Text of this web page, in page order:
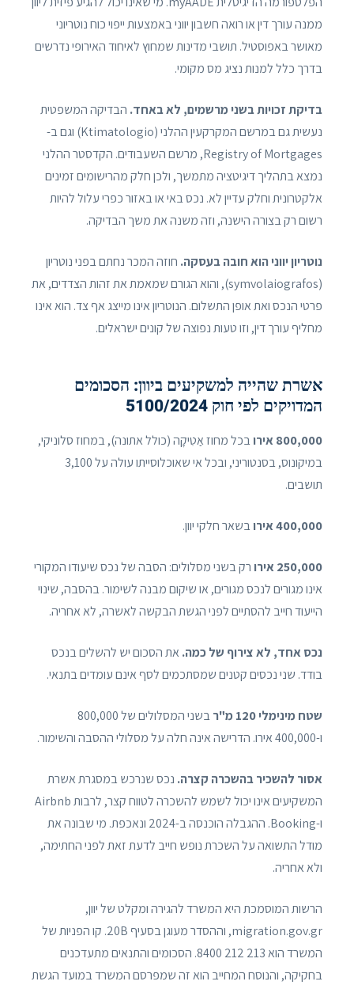
ממנה עורך דין או רואה חשבון יווני באמצעות ייפוי כוח נוטריוני
מאושר באפוסטיל. תושבי מדינות שמחוץ לאיחוד האירופי נדרשים
בדרך כלל למנות נציג מס מקומי.
בדיקת זכויות בשני מרשמים, לא באחד. הבדיקה המשפטית
נעשית גם במרשם המקרקעין ההלני (Ktimatologio) וגם ב-
Registry of Mortgages, מרשם השעבודים. הקדסטר ההלני
נמצא בתהליך דיגיטציה מתמשך, ולכן חלק מהרישומים זמינים
אלקטרונית וחלק עדיין לא. נכס באי או באזור כפרי עלול להיות
רשום רק בצורה הישנה, וזה משנה את משך הבדיקה.
נוטריון יווני הוא חובה בעסקה. חוזה המכר נחתם בפני נוטריון
(symvolaiografos), והוא הגורם שמאמת את זהות הצדדים, את
פרטי הנכס ואת אופן התשלום. הנוטריון אינו מייצג אף צד. הוא אינו
מחליף עורך דין, וזו טעות נפוצה של קונים ישראלים.
אשרת שהייה למשקיעים ביוון: הסכומים
המדויקים לפי חוק 5100/2024
800,000 אירו
בכל מחוז אַטִיקָה (כולל אתונה), במחוז סלוניקי,
במיקונוס, בסנטוריני, ובכל אי שאוכלוסייתו עולה על 3,100
תושבים.
400,000 אירו בשאר חלקי יוון.
250,000 אירו
רק בשני מסלולים: הסבה של נכס שיעודו המקורי
אינו מגורים לנכס מגורים, או שיקום מבנה לשימור. בהסבה, שינוי
הייעוד חייב להסתיים לפני הגשת הבקשה לאשרה, לא אחריה.
נכס אחד, לא צירוף של כמה. את הסכום יש להשלים בנכס
בודד. שני נכסים קטנים שמסתכמים לסף אינם עומדים בתנאי.
שטח מינימלי 120 מ"ר
בשני המסלולים של 800,000
ו-400,000 אירו. הדרישה אינה חלה על מסלולי ההסבה והשימור.
אסור להשכיר בהשכרה קצרה. נכס שנרכש במסגרת אשרת
המשקיעים אינו יכול לשמש להשכרה לטווח קצר, לרבות Airbnb
ו-Booking. ההגבלה הוכנסה ב-2024 ונאכפת. מי שבונה את
מודל התשואה על השכרת נופש חייב לדעת זאת לפני החתימה,
ולא אחריה.
הרשות המוסמכת היא המשרד להגירה ומקלט של יוון,
migration.gov.gr, וההסדר מעוגן בסעיף 20B. קו הפניות של
המשרד הוא 213 212 8400. הסכומים והתנאים מתעדכנים
בחקיקה, והנוסח המחייב הוא זה שמפרסם המשרד במועד הגשת